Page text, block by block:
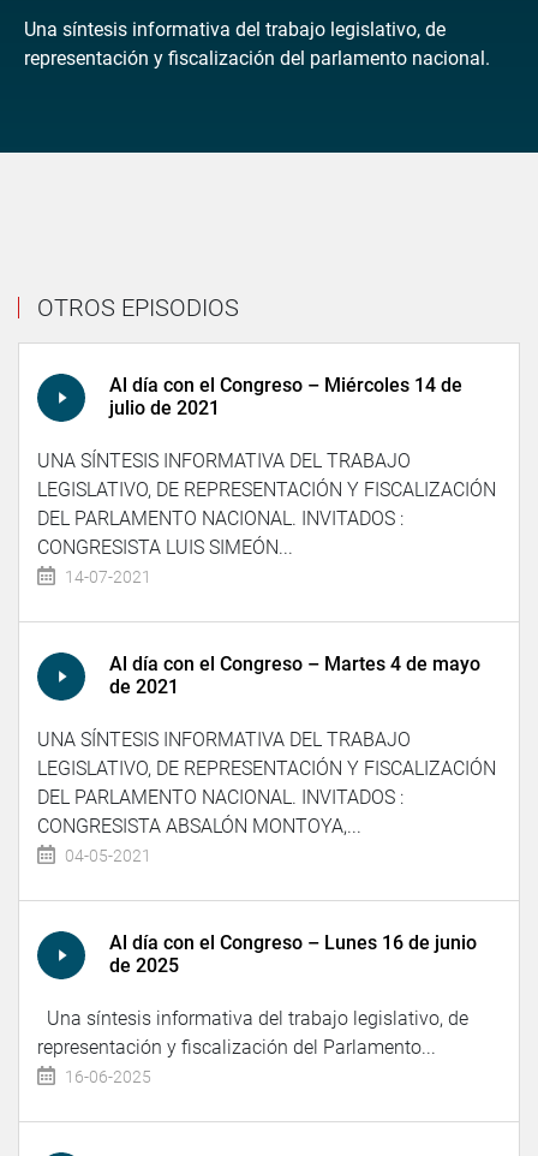
Una síntesis informativa del trabajo legislativo, de
representación y fiscalización del parlamento nacional.
OTROS EPISODIOS
Al día con el Congreso – Miércoles 14 de
julio de 2021
UNA SÍNTESIS INFORMATIVA DEL TRABAJO
LEGISLATIVO, DE REPRESENTACIÓN Y FISCALIZACIÓN
DEL PARLAMENTO NACIONAL. INVITADOS :
CONGRESISTA LUIS SIMEÓN...
14-07-2021
Al día con el Congreso – Martes 4 de mayo
de 2021
UNA SÍNTESIS INFORMATIVA DEL TRABAJO
LEGISLATIVO, DE REPRESENTACIÓN Y FISCALIZACIÓN
DEL PARLAMENTO NACIONAL. INVITADOS :
CONGRESISTA ABSALÓN MONTOYA,...
04-05-2021
Al día con el Congreso – Lunes 16 de junio
de 2025
Una síntesis informativa del trabajo legislativo, de
representación y fiscalización del Parlamento...
16-06-2025